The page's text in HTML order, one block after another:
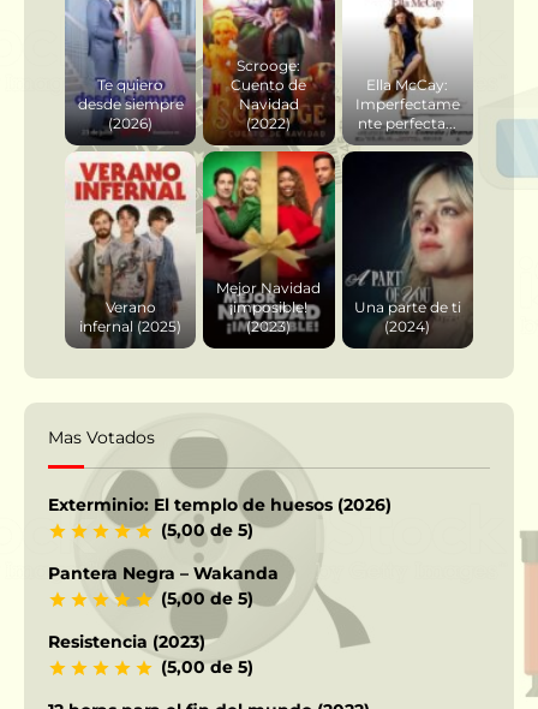
Te quiero
desde siempre
(2026)
Scrooge:
Cuento de
Navidad
(2022)
Ella McCay:
Imperfectame
nte perfecta...
Verano
infernal (2025)
Mejor Navidad
¡imposible!
(2023)
Una parte de ti
(2024)
Mas Votados
Exterminio: El templo de huesos (2026)
(5,00 de 5)
Pantera Negra – Wakanda
(5,00 de 5)
Resistencia (2023)
(5,00 de 5)